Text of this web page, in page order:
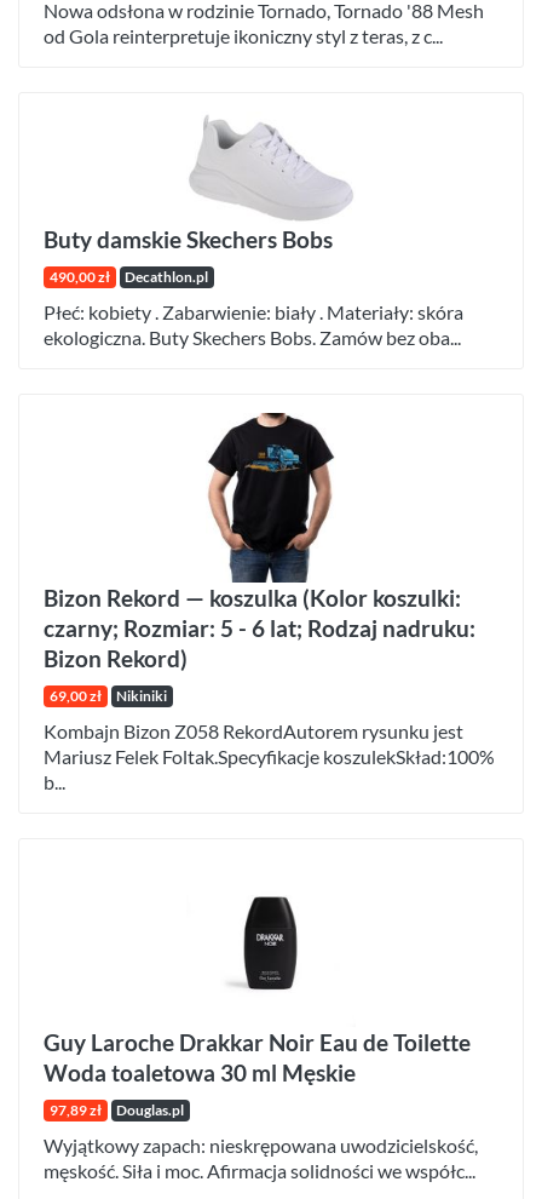
Nowa odsłona w rodzinie Tornado, Tornado '88 Mesh
od Gola reinterpretuje ikoniczny styl z teras, z c...
Buty damskie Skechers Bobs
490,00 zł Decathlon.pl
Płeć: kobiety . Zabarwienie: biały . Materiały: skóra
ekologiczna. Buty Skechers Bobs. Zamów bez oba...
Bizon Rekord — koszulka (Kolor koszulki:
czarny; Rozmiar: 5 - 6 lat; Rodzaj nadruku:
Bizon Rekord)
69,00 zł Nikiniki
Kombajn Bizon Z058 RekordAutorem rysunku jest
Mariusz Felek Foltak.Specyfikacje koszulekSkład:100%
b...
Guy Laroche Drakkar Noir Eau de Toilette
Woda toaletowa 30 ml Męskie
97,89 zł Douglas.pl
Wyjątkowy zapach: nieskrępowana uwodzicielskość,
męskość. Siła i moc. Afirmacja solidności we współc...